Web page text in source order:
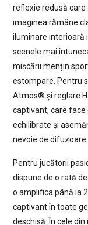
reflexie redusă
imaginea rămâne
iluminare interioară
scenele mai
mișcării mențin
estompare. Pentru
Atmos® și reglare
captivant, care face
echilibrate și
nevoie de difuzoare
Pentru jucătorii
dispune de o rată
o amplifica până la
captivant în toate
deschisă. În cele din